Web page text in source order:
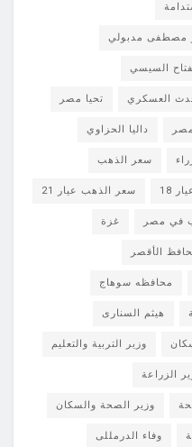
مصطفى مدبولي
السيسي
العسكري تحيا مصر
داليا الحزاوي
سعر الذهب
18 سعر الذهب عيار 21
في مصر غزة
الأقصر
محافظه سوهاج
هيثم السنارى
وزير التربية والتعليم
الزراعة
وزير الصحة والسكان
وفاء الدرمللى